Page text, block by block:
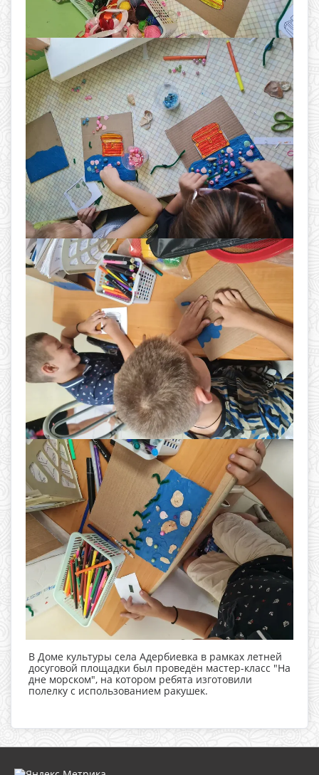
В Доме культуры села Адербиевка в рамках летней
досуговой площадки был проведён мастер-класс "На
дне морском", на котором ребята изготовили
полелку с использованием ракушек.